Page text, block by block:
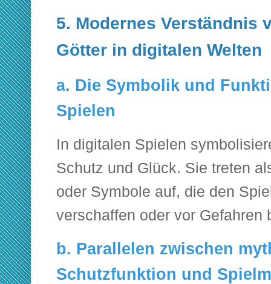
5. Modernes Verständnis
Götter in digitalen Welten
a. Die Symbolik und
Spielen
In digitalen Spielen
Schutz und Glück. Sie treten
oder Symbole auf, die den
verschaffen oder vor Gefahren
b. Parallelen zwischen
Schutzfunktion und